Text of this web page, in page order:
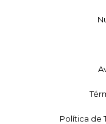
Política de